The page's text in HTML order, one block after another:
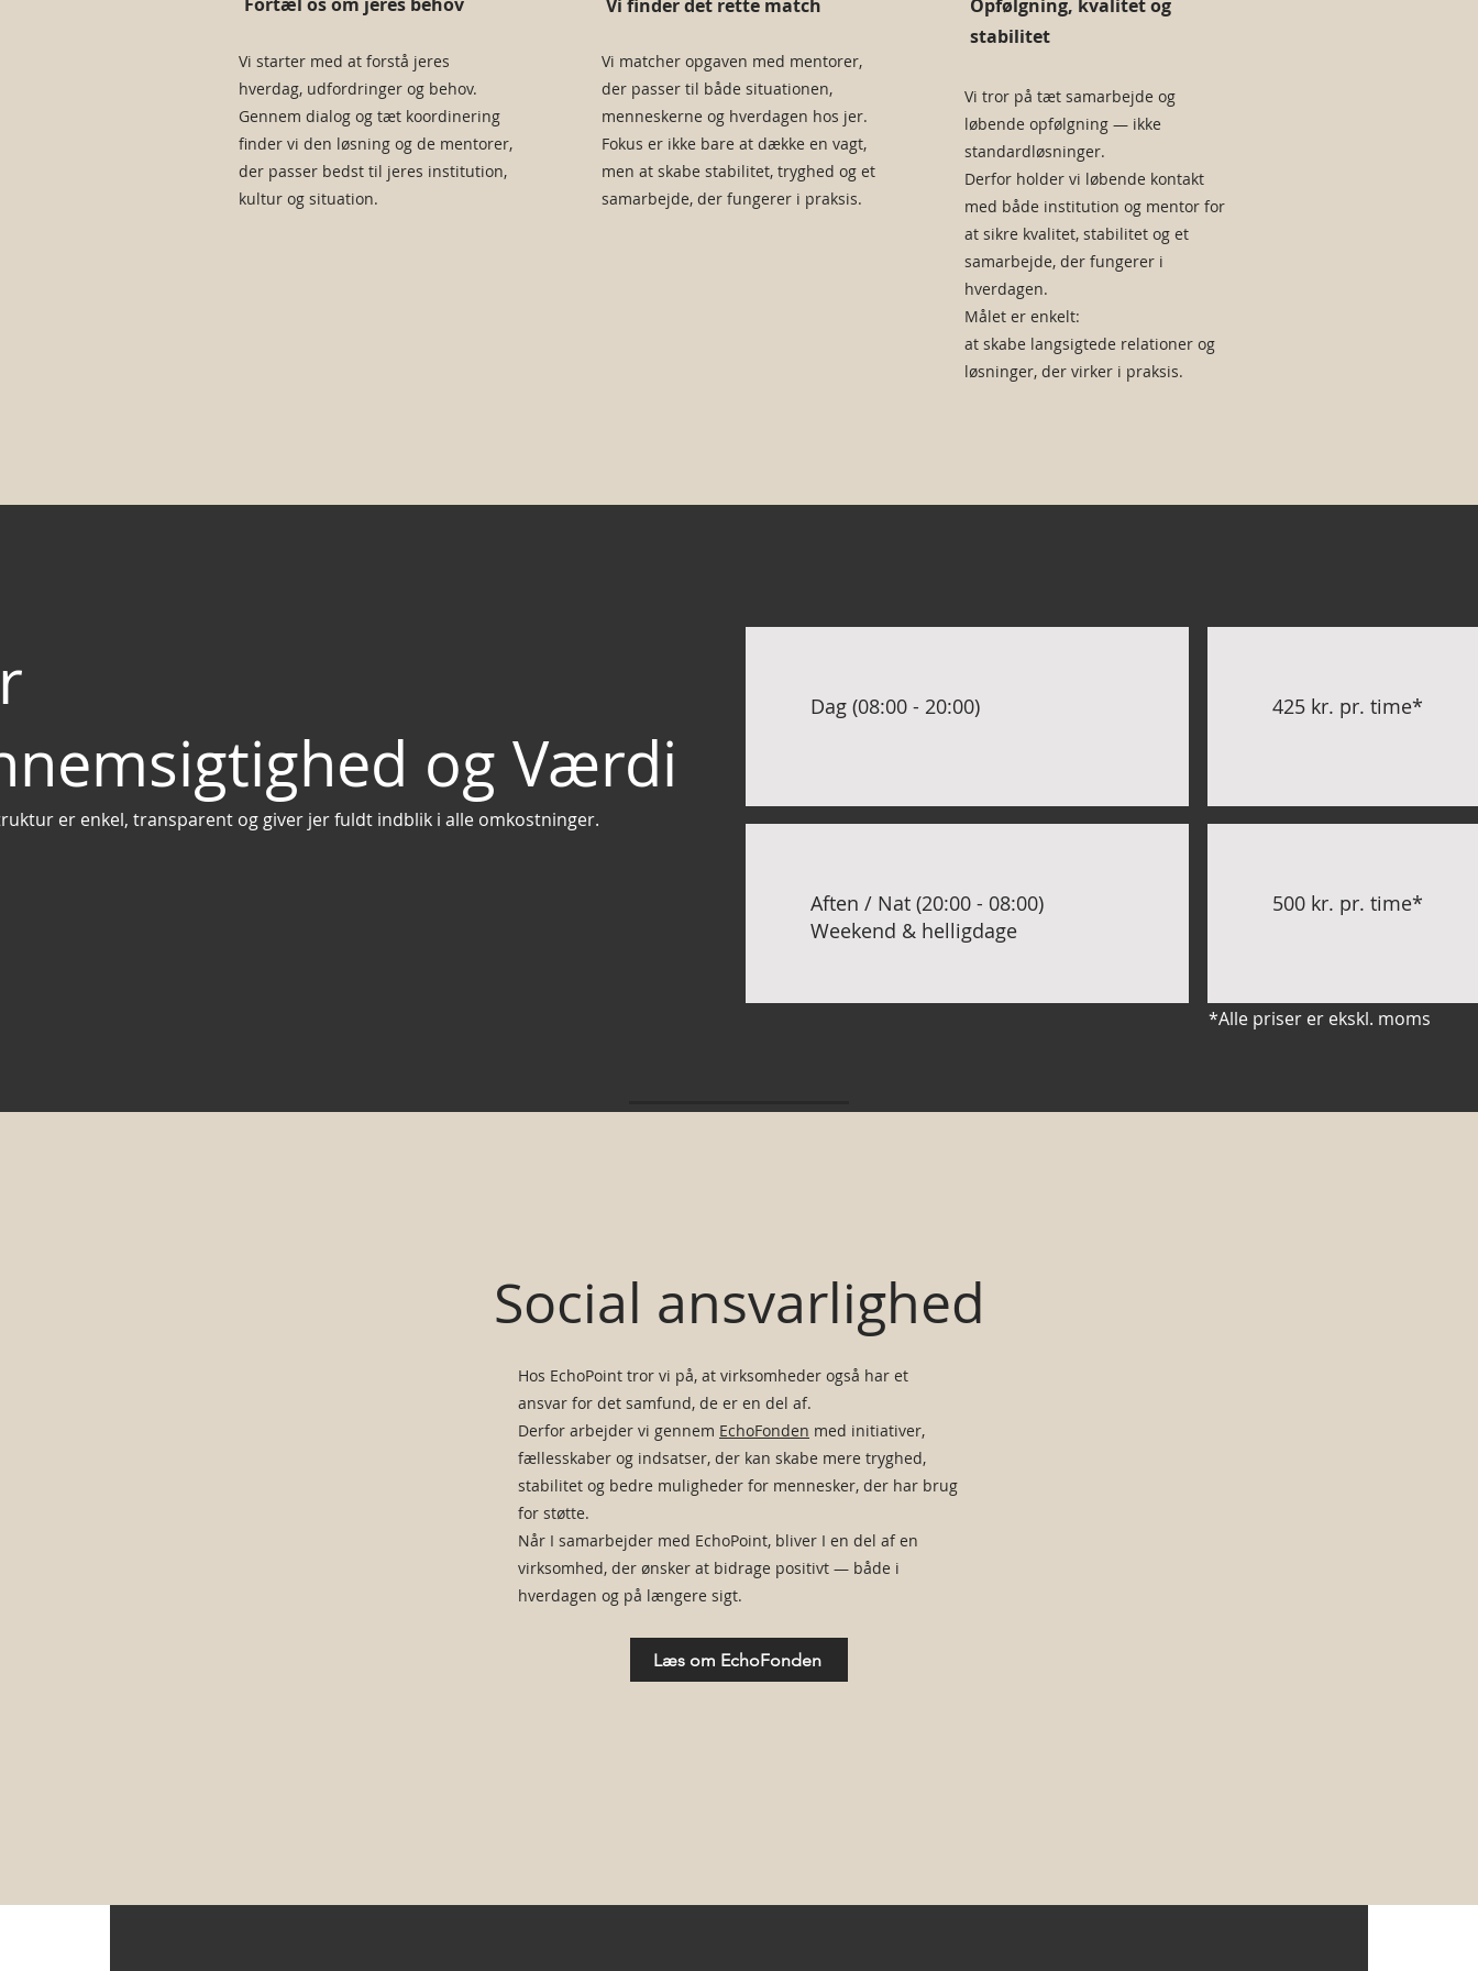
Vi starter med at forstå jeres
hverdag, udfordringer og behov.
Gennem dialog og tæt koordinering
finder vi den løsning og de mentorer,
der passer bedst til jeres institution,
kultur og situation.
Vi finder det rette match
Vi matcher opgaven med mentorer,
der passer til både situationen,
menneskerne og hverdagen hos jer.
Fokus er ikke bare at dække en vagt,
men at skabe stabilitet, tryghed og et
samarbejde, der fungerer i praksis.
Opfølgning, kvalitet og
stabilitet
Vi tror på tæt samarbejde og
løbende opfølgning — ikke
standardløsninger.
Derfor holder vi løbende kontakt
med både institution og mentor for
at sikre kvalitet, stabilitet og et
samarbejde, der fungerer i
hverdagen.
Målet er enkelt:
at skabe langsigtede relationer og
løsninger, der virker i praksis.
er enkel, transparent og giver jer fuldt indblik i alle omkostninger.
og Værdi
Dag (08:00 - 20:00)
Aften / Nat (20:00 - 08:00)
Weekend & helligdage
425 kr. pr. time*
500 kr. pr. time*
*Alle priser er ekskl. moms
Social ansvarlighed
Hos EchoPoint tror vi på, at virksomheder også har et
ansvar for det samfund, de er en del af.
Derfor arbejder vi gennem EchoFonden med initiativer,
fællesskaber og indsatser, der kan skabe mere tryghed,
stabilitet og bedre muligheder for mennesker, der har brug
for støtte.
Når I samarbejder med EchoPoint, bliver I en del af en
virksomhed, der ønsker at bidrage positivt — både i
hverdagen og på længere sigt.
Læs om EchoFonden